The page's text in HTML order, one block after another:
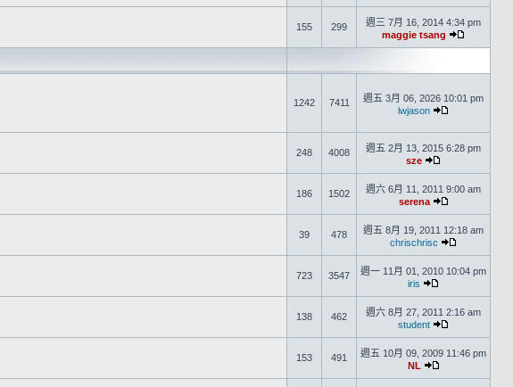
155 299
週三 7月 16, 2014 4:34 pm
maggie tsang
1242 7411
週五 3月 06, 2026 10:01 pm
lwjason
248 4008
週五 2月 13, 2015 6:28 pm
sze
186 1502
週六 6月 11, 2011 9:00 am
serena
39 478
週五 8月 19, 2011 12:18 am
chrischrisc
723 3547
週一 11月 01, 2010 10:04 pm
iris
138 462
週六 8月 27, 2011 2:16 am
student
153 491
週五 10月 09, 2009 11:46 pm
NL